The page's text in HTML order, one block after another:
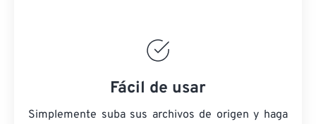
Fácil de usar
Simplemente suba sus archivos de origen y haga